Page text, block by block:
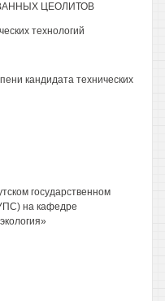
ЦЕОЛИТОВ
технологий
кандидата технических
государственном
на кафедре